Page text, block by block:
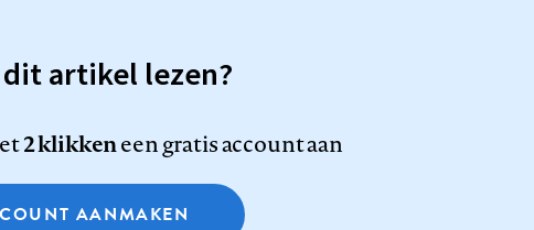
artikel lezen?
2 klikkeneen gratis account aan
AANMAKEN